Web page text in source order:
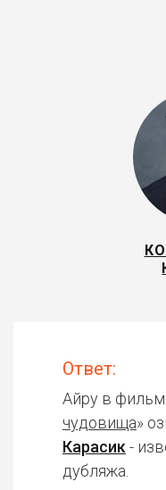
Ответ:
Айру в
чудовища»
Карасик -
дубляжа.